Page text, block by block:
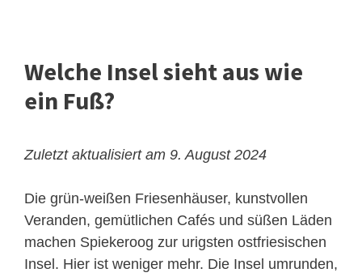
Welche Insel sieht aus wie
ein Fuß?
Zuletzt aktualisiert am 9. August 2024
Die grün-weißen Friesenhäuser, kunstvollen
Veranden, gemütlichen Cafés und süßen Läden
machen Spiekeroog zur urigsten ostfriesischen
Insel. Hier ist weniger mehr. Die Insel umrunden,